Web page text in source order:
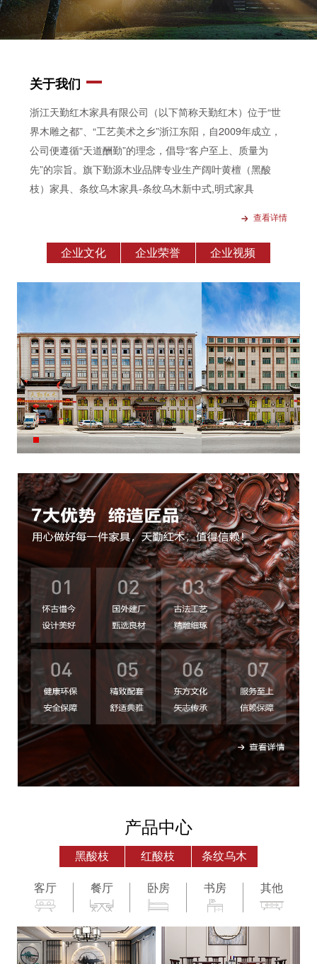
关于我们
浙江天勤红木家具有限公司（以下简称天勤红木）位于“世
界木雕之都”、“工艺美术之乡”浙江东阳，自2009年成立，
公司便遵循“天道酬勤”的理念，倡导“客户至上、质量为
先”的宗旨。旗下勤源木业品牌专业生产阔叶黄檀（黑酸
枝）家具 、条纹乌木家具-条纹乌木新中式,明式家具
查看详情
企业文化 企业荣誉 企业视频
产品中心
黑酸枝 红酸枝 条纹乌木
客厅 餐厅 卧房 书房 其他